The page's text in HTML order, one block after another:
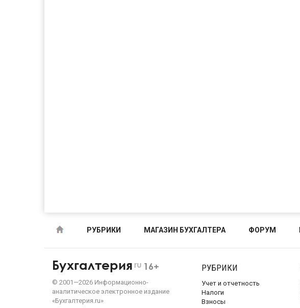
РУБРИКИ МАГАЗИН БУХГАЛТЕРА ФОРУМ
Бухгалтерия ru 16+
© 2001—2026 Информационно-
аналитическое электронное издание
«Бухгалтерия.ru»
РУБРИКИ
Учет и отчетность
Налоги
Взносы